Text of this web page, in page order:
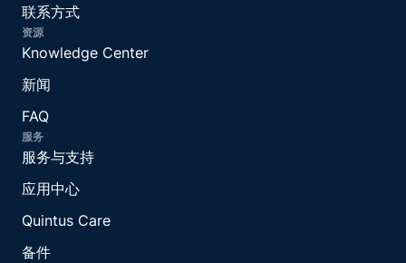
联系方式
资源
Knowledge Center
新闻
FAQ
服务
服务与支持
应用中心
Quintus Care
备件